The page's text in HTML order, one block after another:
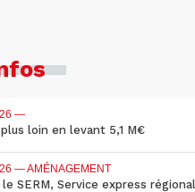
—
loin en levant 5,1 M€
— AMÉNAGEMENT
le SERM, Service express